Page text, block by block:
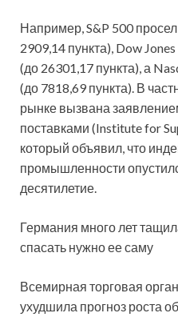
Например, S&P 500
2909,14 пункта), Dow
(до 26301,17 пункта), а
(до 7818,69 пункта). В
рынке вызвана
поставками (Institute for
который объявил, что
промышленности
десятилетие.
Германия много лет
спасать нужно ее саму
Всемирная торговая
ухудшила прогноз роста